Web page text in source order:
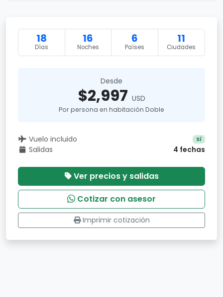
18
Días
16
Noches
6
Países
11
Ciudades
Desde
$2,997 USD
Por persona en habitación Doble
Vuelo incluido Sí
Salidas 4 fechas
Ver precios y salidas
Cotizar con asesor
Imprimir cotización